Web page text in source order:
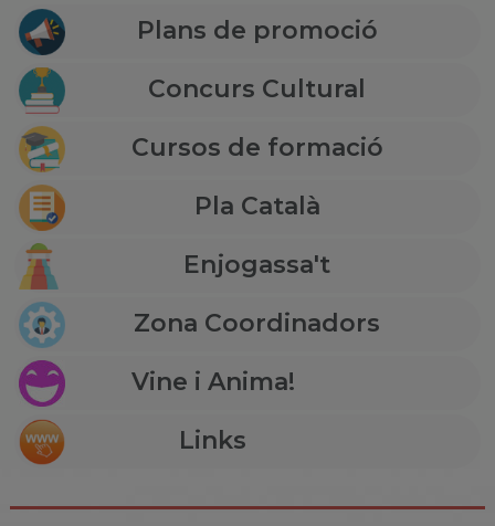
Plans de promoció
Concurs Cultural
Cursos de formació
Pla Català
Enjogassa't
Zona Coordinadors
Vine i Anima!
Links